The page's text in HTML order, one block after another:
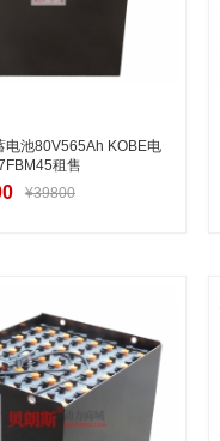
电池80V565Ah KOBE电
租售
¥39800